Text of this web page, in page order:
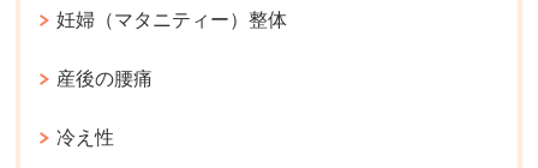
妊婦（マタニティー）整体
産後の腰痛
冷え性